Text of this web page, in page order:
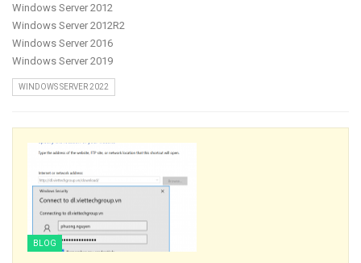
Windows Server 2012
Windows Server 2012R2
Windows Server 2016
Windows Server 2019
WINDOWS SERVER 2022
BLOG